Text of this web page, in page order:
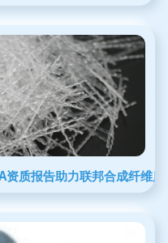
质报告助力联邦合成纤维